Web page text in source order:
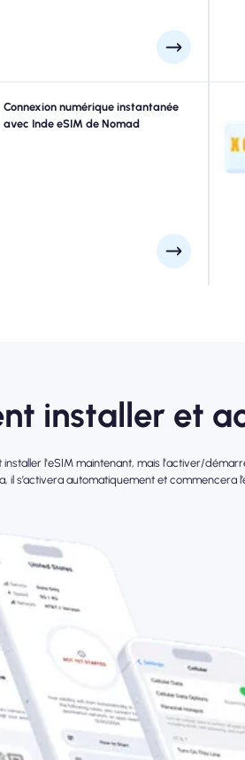
Connexion numérique instantanée
avec Inde eSIM de Nomad
et oubliez les sims physiques.
votre nomade Inde eSIM à partir
une connectivité 4G / 5G rapide.
moment où vous arrivez à l'aéroport
installer et
installer l'eSIM maintenant, mais l'activer/
il s’activera automatiquement et commencera